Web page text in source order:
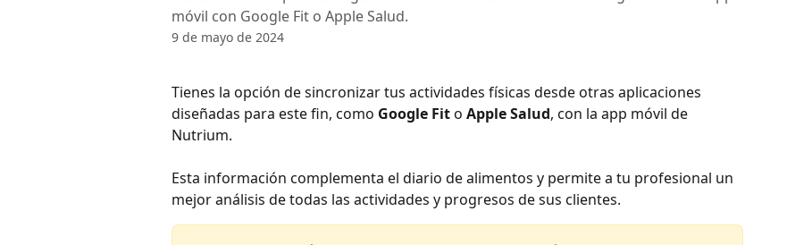
móvil con Google Fit o Apple Salud.
9 de mayo de 2024
Tienes la opción de sincronizar tus actividades físicas desde otras aplicaciones
diseñadas para este fin, como Google Fit o Apple Salud, con la app móvil de
Nutrium.
Esta información complementa el diario de alimentos y permite a tu profesional un
mejor análisis de todas las actividades y progresos de sus clientes.